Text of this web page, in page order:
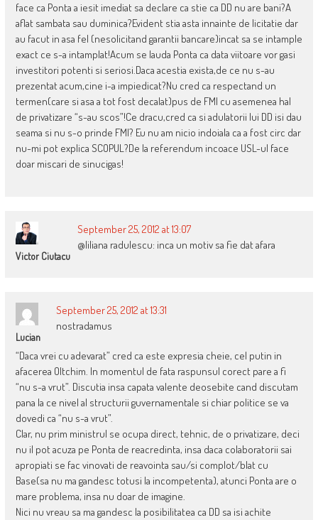
face ca Ponta a iesit imediat sa declare ca stie ca DD nu are bani?A
aflat sambata sau duminica?Evident stia asta innainte de licitatie dar
au facut in asa fel (nesolicitand garantii bancare)incat sa se intample
exact ce s-a intamplat!Acum se lauda Ponta ca data viitoare vor gasi
investitori potenti si seriosi.Daca acestia exista,de ce nu s-au
prezentat acum,cine i-a impiedicat?Nu cred ca respectand un
termen(care si asa a tot fost decalat)pus de FMI cu asemenea hal
de privatizare “s-au scos”!Ce dracu,cred ca si adulatorii lui DD isi dau
seama si nu s-o prinde FMI? Eu nu am nicio indoiala ca a fost circ dar
nu-mi pot explica SCOPUL?De la referendum incoace USL-ul face
doar miscari de sinucigas!
Victor Ciutacu
September 25, 2012 at 13:07
@liliana radulescu: inca un motiv sa fie dat afara
Lucian
September 25, 2012 at 13:31
nostradamus
“Daca vrei cu adevarat” cred ca este expresia cheie, cel putin in
afacerea Oltchim. In momentul de fata raspunsul corect pare a fi
“nu s-a vrut”. Discutia insa capata valente deosebite cand discutam
pana la ce nivel al structurii guvernamentale si chiar politice se va
dovedi ca “nu s-a vrut”.
Clar, nu prim ministrul se ocupa direct, tehnic, de o privatizare, deci
nu il pot acuza pe Ponta de reacredinta, insa daca colaboratorii sai
apropiati se fac vinovati de reavointa sau/si complot/blat cu
Base(sa nu ma gandesc totusi la incompetenta), atunci Ponta are o
mare problema, insa nu doar de imagine.
Nici nu vreau sa ma gandesc la posibilitatea ca DD sa isi achite